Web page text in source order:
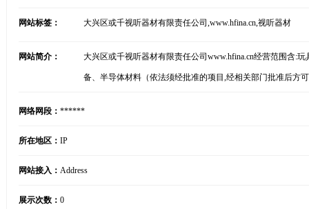
网站标签： 大兴区或千视听器材有限责任公司,www.hfina.cn,视听器材
网站简介： 大兴区或千视听器材有限责任公司www.hfina.cn经营范围含:
备、半导体材料（依法须经批准的项目,经相关部门批准后方
网络网段： ******
所在地区： IP
网站接入： Address
展示次数： 0